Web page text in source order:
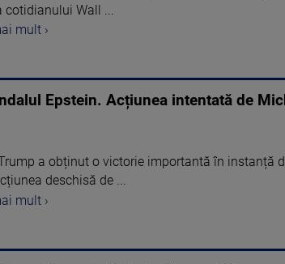
Wall ...
mult ›
Epstein. Acțiunea intentată de
a obținut o victorie importantă în instanță
deschisă de ...
mult ›